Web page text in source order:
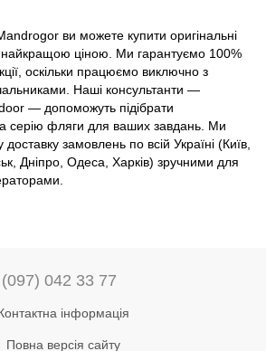
ви можете купити оригінальні
ціною. Ми гарантуємо 100%
оскільки працюємо виключно з
Наші консультанти —
— допоможуть підібрати
серію фляги для ваших завдань. Ми
замовлень по всій Україні (Київ,
Дніпро, Одеса, Харків) зручними для
(097) 042 33 77
інформація
Повна версія сайту